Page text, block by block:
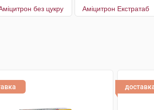
без цукру Аміцитрон Екстратаб